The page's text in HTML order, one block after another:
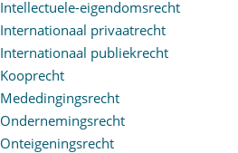
Intellectuele-eigendomsrecht
Internationaal privaatrecht
Internationaal publiekrecht
Kooprecht
Mededingingsrecht
Ondernemingsrecht
Onteigeningsrecht